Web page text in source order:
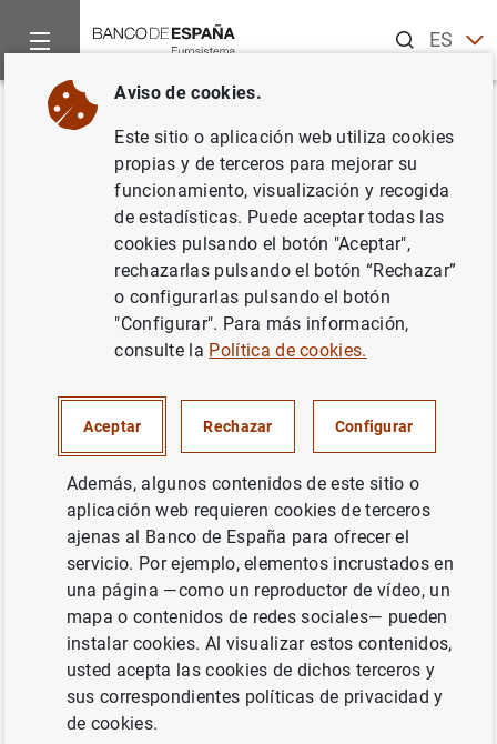
ESEN
Inicio Noticias y eventos
Volver
Estadísticas de fondos de
inversión de la zona del euro:
septiembre 2006
SITUACIÓN ECONÓMICA
Estadísticas de fondos de inversión de la
zona del euro: septiembre 2006 (201
KB
Siguiente
Estado financiero inicial c...
Aviso de cookies.
Este sitio o aplicación web utiliza cookies
propias y de terceros para mejorar su
funcionamiento, visualización y recogida
de estadísticas. Puede aceptar todas las
cookies pulsando el botón "Aceptar",
rechazarlas pulsando el botón “Rechazar”
o configurarlas pulsando el botón
"Configurar". Para más información,
consulte la Política de cookies.
Aceptar Rechazar Configurar
Además, algunos contenidos de este sitio o
aplicación web requieren cookies de terceros
ajenas al Banco de España para ofrecer el
servicio. Por ejemplo, elementos incrustados en
una página —como un reproductor de vídeo, un
mapa o contenidos de redes sociales— pueden
instalar cookies. Al visualizar estos contenidos,
usted acepta las cookies de dichos terceros y
sus correspondientes políticas de privacidad y
de cookies.